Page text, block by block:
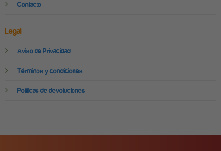
Contacto
Legal
Aviso de Privacidad
Términos y condiciones
Políticas de devoluciones